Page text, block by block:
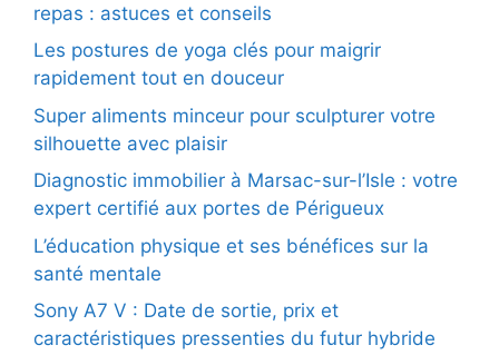
repas : astuces et conseils
Les postures de yoga clés pour maigrir
rapidement tout en douceur
Super aliments minceur pour sculpturer votre
silhouette avec plaisir
Diagnostic immobilier à Marsac-sur-l’Isle : votre
expert certifié aux portes de Périgueux
L’éducation physique et ses bénéfices sur la
santé mentale
Sony A7 V : Date de sortie, prix et
caractéristiques pressenties du futur hybride